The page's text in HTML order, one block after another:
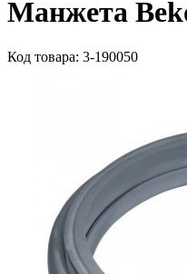
Манжета
Код товара: 3-190050